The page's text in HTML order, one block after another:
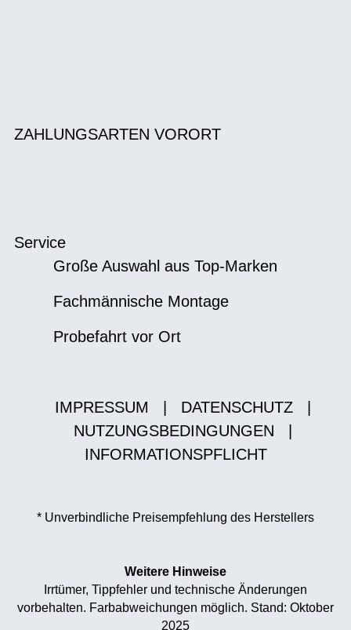
ZAHLUNGSARTEN VORORT
Service
Große Auswahl aus Top-Marken
Fachmännische Montage
Probefahrt vor Ort
IMPRESSUM DATENSCHUTZ
NUTZUNGSBEDINGUNGEN
INFORMATIONSPFLICHT
* Unverbindliche Preisempfehlung des Herstellers
Weitere Hinweise
Irrtümer, Tippfehler und technische Änderungen
vorbehalten. Farbabweichungen möglich. Stand: Oktober
2025